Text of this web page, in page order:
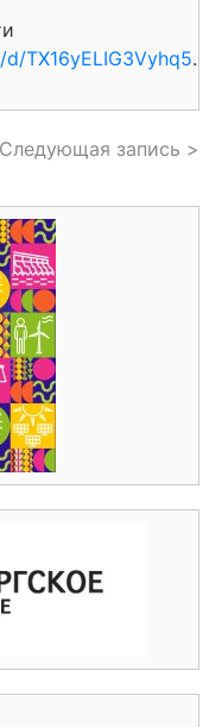
TX16yELIG3Vyhq5.
Следующая запись >